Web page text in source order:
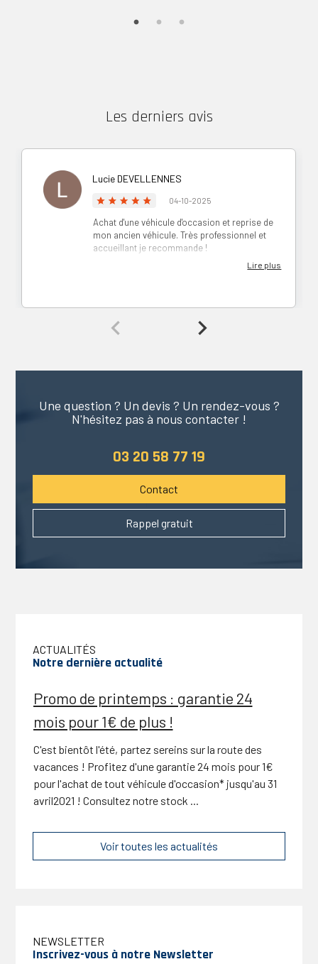
Les derniers avis
Lucie DEVELLENNES
04-10-2025
Achat d'une véhicule d'occasion et reprise de
mon ancien véhicule. Très professionnel et
accueillant je recommande !
Lire plus
Une question ? Un devis ? Un rendez-vous ?
N'hésitez pas à nous contacter !
03 20 58 77 19
Contact
Rappel gratuit
Notre dernière actualité
Promo de printemps : garantie 24
mois pour 1€ de plus !
C'est bientôt l'été, partez sereins sur la route des
vacances ! Profitez d'une garantie 24 mois pour 1€
pour l'achat de tout véhicule d'occasion* jusqu'au 31
avril2021 ! Consultez notre stock ...
Voir toutes les actualités
Inscrivez-vous à notre Newsletter